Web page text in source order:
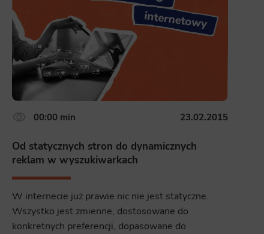
secure
properly
For
it
and to
the
and
the user,
00:00 min 23.02.2015
Od statycznych stron do dynamicznych
reklam w wyszukiwarkach
W internecie już prawie nic nie jest statyczne.
Wszystko jest zmienne, dostosowane do
konkretnych preferencji, dopasowane do